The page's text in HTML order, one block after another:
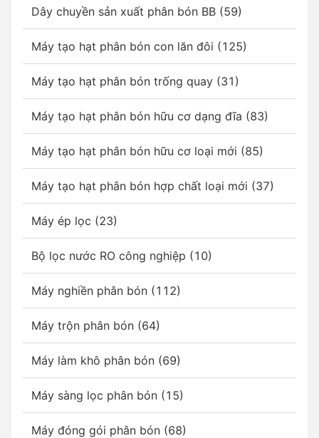
Dây chuyền sản xuất phân bón BB (59)
Máy tạo hạt phân bón con lăn đôi (125)
Máy tạo hạt phân bón trống quay (31)
Máy tạo hạt phân bón hữu cơ dạng đĩa (83)
Máy tạo hạt phân bón hữu cơ loại mới (85)
Máy tạo hạt phân bón hợp chất loại mới (37)
Máy ép lọc (23)
Bộ lọc nước RO công nghiệp (10)
Máy nghiền phân bón (112)
Máy trộn phân bón (64)
Máy làm khô phân bón (69)
Máy sàng lọc phân bón (15)
Máy đóng gói phân bón (68)